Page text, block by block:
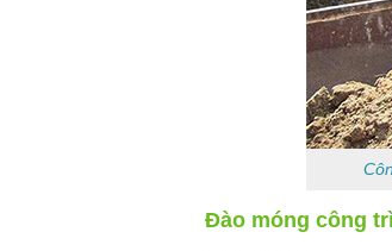
Đào móng công